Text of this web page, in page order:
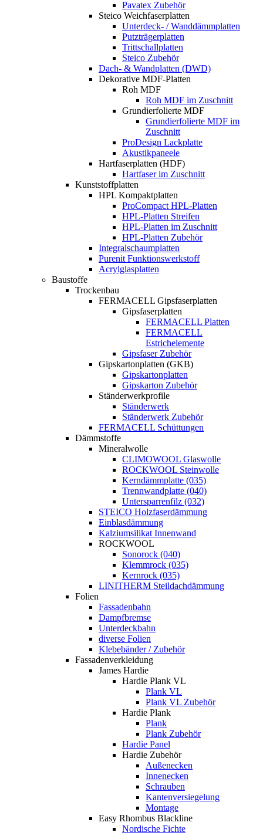
Pavatex Zubehör
Steico Weichfaserplatten
Unterdeck- / Wanddämmplatten
Putzträgerplatten
Trittschallplatten
Steico Zubehör
Dach- & Wandplatten (DWD)
Dekorative MDF-Platten
Roh MDF
Roh MDF im Zuschnitt
Grundierfolierte MDF
Grundierfolierte MDF im
Zuschnitt
ProDesign Lackplatte
Akustikpaneele
Hartfaserplatten (HDF)
Hartfaser im Zuschnitt
Kunststoffplatten
HPL Kompaktplatten
ProCompact HPL-Platten
HPL-Platten Streifen
HPL-Platten im Zuschnitt
HPL-Platten Zubehör
Integralschaumplatten
Purenit Funktionswerkstoff
Acrylglasplatten
Baustoffe
Trockenbau
FERMACELL Gipsfaserplatten
Gipsfaserplatten
FERMACELL Platten
FERMACELL
Estrichelemente
Gipsfaser Zubehör
Gipskartonplatten (GKB)
Gipskartonplatten
Gipskarton Zubehör
Ständerwerkprofile
Ständerwerk
Ständerwerk Zubehör
FERMACELL Schüttungen
Dämmstoffe
Mineralwolle
CLIMOWOOL Glaswolle
ROCKWOOL Steinwolle
Kerndämmplatte (035)
Trennwandplatte (040)
Untersparrenfilz (032)
STEICO Holzfaserdämmung
Einblasdämmung
Kalziumsilikat Innenwand
ROCKWOOL
Sonorock (040)
Klemmrock (035)
Kernrock (035)
LINITHERM Steildachdämmung
Folien
Fassadenbahn
Dampfbremse
Unterdeckbahn
diverse Folien
Klebebänder / Zubehör
Fassadenverkleidung
James Hardie
Hardie Plank VL
Plank VL
Plank VL Zubehör
Hardie Plank
Plank
Plank Zubehör
Hardie Panel
Hardie Zubehör
Außenecken
Innenecken
Schrauben
Kantenversiegelung
Montage
Easy Rhombus Blackline
Nordische Fichte